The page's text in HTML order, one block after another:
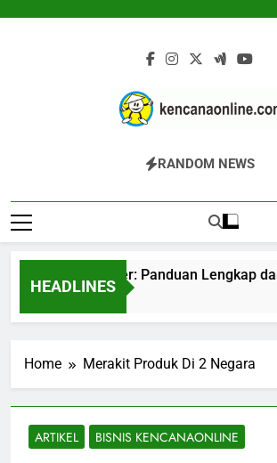
Kencana
Jasa Pengelolaan
Dan
RANDOM NEWS
HEADLINES
Mesin Komposter: Panduan Lengkap dan
50 Menit Ago
Home Merakit Produk Di 2 Negara
ARTIKEL BISNIS KENCANAONLINE